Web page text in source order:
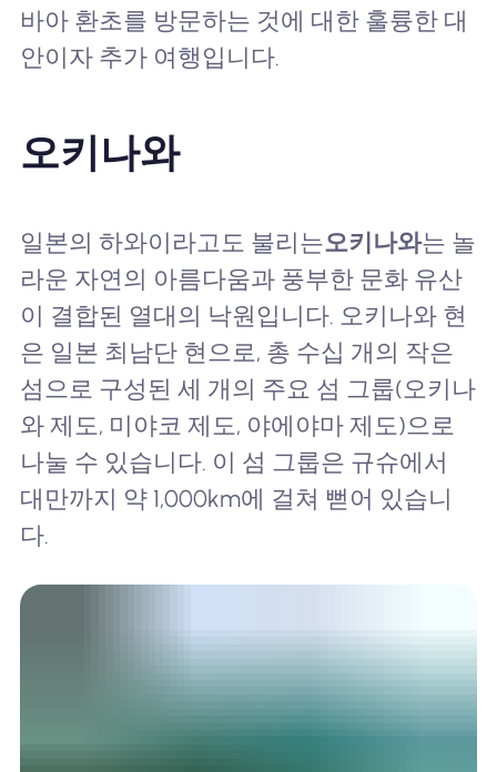
바아 환초를 방문하는 것에 대한 훌륭한 대
안이자 추가 여행입니다.
오키나와
일본의 하와이라고도 불리는오키나와는 놀
라운 자연의 아름다움과 풍부한 문화 유산
이 결합된 열대의 낙원입니다. 오키나와 현
은 일본 최남단 현으로, 총 수십 개의 작은
섬으로 구성된 세 개의 주요 섬 그룹(오키나
와 제도, 미야코 제도, 야에야마 제도)으로
나눌 수 있습니다. 이 섬 그룹은 규슈에서
대만까지 약 1,000km에 걸쳐 뻗어 있습니
다.